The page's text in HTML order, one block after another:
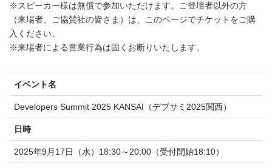
※スピーカー様は無償で参加いただけます。ご登壇者以外の方
（来場者、ご協賛社の皆さま）は、このページでチケットをご購
入ください。
※来場者による営業行為は固くお断りいたします。
イベント名
Developers Summit 2025 KANSAI（デブサミ2025関西）
日時
2025年9月17日（水）18:30～20:00（受付開始18:10）